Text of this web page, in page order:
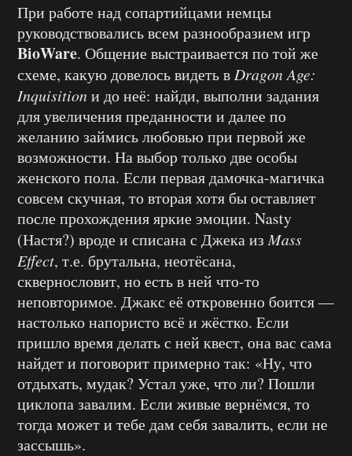
При работе над сопартийцами немцы
руководствовались всем разнообразием игр
BioWare. Общение выстраивается по той же
схеме, какую довелось видеть в Dragon Age:
Inquisitionи до неё: найди, выполни задания
для увеличения преданности и далее по
желанию займись любовью при первой же
возможности. На выбор только две особы
женского пола. Если первая дамочка-магичка
совсем скучная, то вторая хотя бы оставляет
после прохождения яркие эмоции. Nasty
(Настя?) вроде и списана с Джека изMass
Effect, т.е. брутальна, неотёсана,
сквернословит, но есть в ней что-то
неповторимое. Джакс её откровенно боится —
настолько напористо всё и жёстко. Если
пришло время делать с ней квест, она вас сама
найдет и поговорит примерно так: «Ну, что
отдыхать, мудак? Устал уже, что ли? Пошли
циклопа завалим. Если живые вернёмся, то
тогда может и тебе дам себя завалить, если не
зассышь».